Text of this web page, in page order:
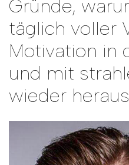
Gründe,
täglich voller
Motivation in
und mit
wieder